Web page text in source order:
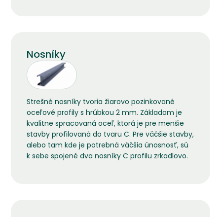
Nosníky
Strešné nosníky tvoria žiarovo pozinkované
oceľové profily s hrúbkou 2 mm. Základom je
kvalitne spracovaná oceľ, ktorá je pre menšie
stavby profilovaná do tvaru C. Pre väčšie stavby,
alebo tam kde je potrebná väčšia únosnosť, sú
k sebe spojené dva nosníky C profilu zrkadlovo.